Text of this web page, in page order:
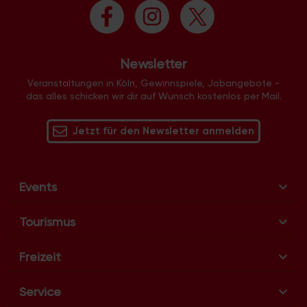
Newsletter
Veranstaltungen in Köln, Gewinnspiele, Jobangebote -
das alles schicken wir dir auf Wunsch kostenlos per Mail.
Jetzt für den Newsletter anmelden
Events
Tourismus
Freizeit
Service